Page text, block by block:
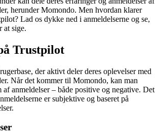
herunder Momondo. Men hvordan klarer
Lad os dykke ned i anmeldelserne og se,
at sige.
Trustpilot
der aktivt deler deres oplevelser med
Når det kommer til Momondo, kan man
af anmeldelser – både positive og negative. Det
er subjektive og baseret på